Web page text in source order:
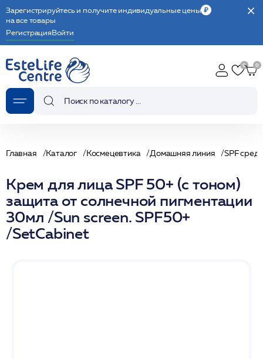
Зарегистрируйтесь и получите индивидуальные цены
на все товары
РегистрацияВойти
Главная Каталог Космецевтика Домашняя линия SPF
Крем для лица SPF 50+ (с тоном)
защита от солнечной пигментации
30мл /Sun screen. SPF50+
/SetCabinet